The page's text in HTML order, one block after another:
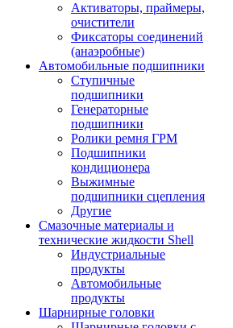
Активаторы, праймеры,
очистители
Фиксаторы соединений
(анаэробные)
Автомобильные подшипники
Ступичные
подшипники
Генераторные
подшипники
Ролики ремня ГРМ
Подшипники
кондиционера
Выжимные
подшипники сцепления
Другие
Смазочные материалы и
технические жидкости Shell
Индустриальные
продукты
Автомобильные
продукты
Шарнирные головки